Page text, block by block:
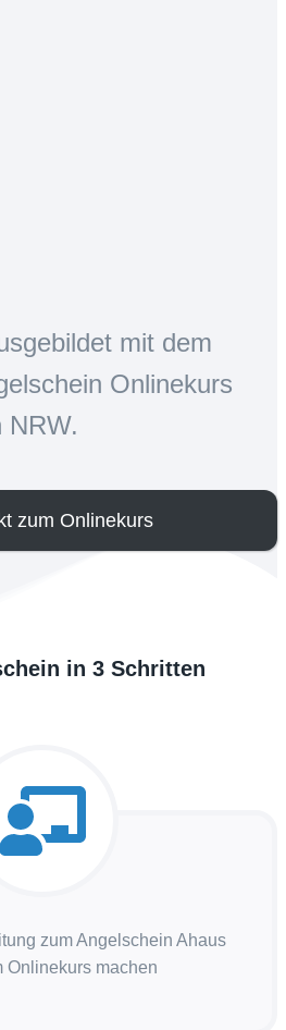
mit dem
Onlinekurs
NRW.
zum Onlinekurs
in 3 Schritten
zum Angelschein Ahaus
Onlinekurs machen